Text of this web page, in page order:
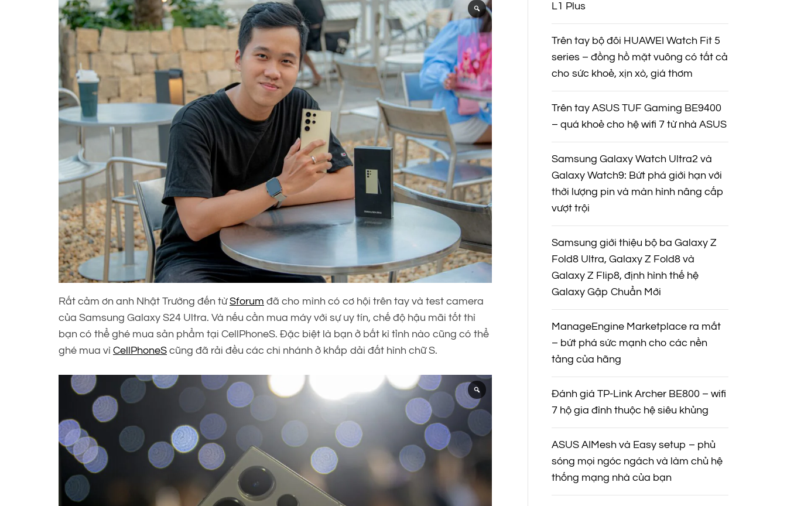
Rất cảm ơn anh Nhật Trường đến từSforum đã cho mình có cơ hội trên tay và test camera
của Samsung Galaxy S24 Ultra. Và nếu cần mua máy với sự uy tín, chế độ hậu mãi tốt thì
bạn có thể ghé mua sản phẩm tại CellPhoneS. Đặc biệt là bạn ở bất kì tỉnh nào cũng có thể
ghé mua vì CellPhoneS cũng đã rải đều các chi nhánh ở khắp dải đất hình chữ S.
L1 Plus
Trên tay bộ đôi HUAWEI Watch Fit 5
series – đồng hồ mặt vuông có tất cả
cho sức khoẻ, xịn xò, giá thơm
Trên tay ASUS TUF Gaming BE9400
– quá khoẻ cho hệ wifi 7 từ nhà ASUS
Samsung Galaxy Watch Ultra2 và
Galaxy Watch9: Bứt phá giới hạn với
thời lượng pin và màn hình nâng cấp
vượt trội
Samsung giới thiệu bộ ba Galaxy Z
Fold8 Ultra, Galaxy Z Fold8 và
Galaxy Z Flip8, định hình thế hệ
Galaxy Gập Chuẩn Mới
ManageEngine Marketplace ra mắt
– bứt phá sức mạnh cho các nền
tảng của hãng
Đánh giá TP-Link Archer BE800 – wifi
7 hộ gia đình thuộc hệ siêu khủng
ASUS AIMesh và Easy setup – phủ
sóng mọi ngóc ngách và làm chủ hệ
thống mạng nhà của bạn